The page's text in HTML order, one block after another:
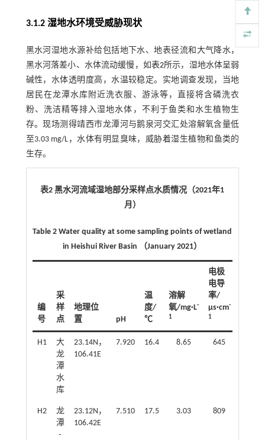
3.1.2 湿地水环境受威胁现状
黑水河湿地水源补给包括地下水、地表径流和大气降水，
黑水河落差小、水体流动缓慢，如表2所示，湿地水体呈弱
碱性，水体透明度高，水温较稳定。实地调查发现，当地
居民在龙潭水库附近洗衣服、游泳等，直接将含磷洗衣
粉、洗洁精等排入湿地水体，不利于鱼类和水生植物生
存。现场测得靖西市龙潭河与鹅泉河交汇处溶解氧含量低
至3.03 mg/L，水体有明显臭味，威胁着湿生植物和鱼类的
生存。
表2 黑水河流域湿地部分采样点水质情况（2021年1
月）
Table 2 Water quality at some sampling points of wetland
in Heishui River Basin （January 2021）
编
号
采
样
点
地理位
置
pH
温
度/
℃
溶解
氧/mg·L-
1
电极
电导
率/
µs·cm-
1
H1
大
龙
潭
水
库
23.14N，
106.41E
7.920 16.4 8.65 645
H2
龙
潭
⁃
23.12N，
106.42E
7.510 17.5 3.03 809